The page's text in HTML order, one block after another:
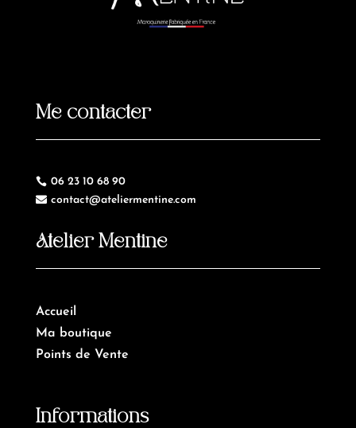
Me contacter
 06 23 10 68 90
 contact@ateliermentine.com
Atelier Mentine
Accueil
Ma boutique
Points de Vente
Informations